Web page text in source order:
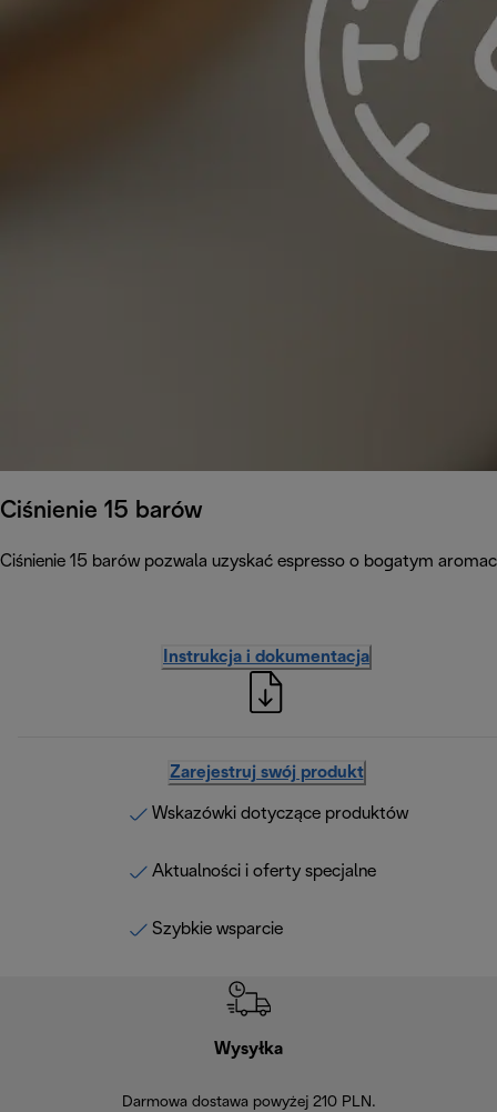
Ciśnienie 15 barów
Ciśnienie 15 barów pozwala uzyskać espresso o bogatym
Instrukcja i dokumentacja
Zarejestruj swój produkt
Wskazówki dotyczące produktów
Aktualności i oferty specjalne
Szybkie wsparcie
Wysyłka
Darmowa dostawa powyżej 210 PLN.